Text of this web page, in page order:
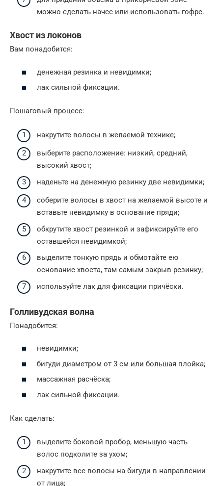
можно сделать начес или использовать гофре.
Хвост из локонов
Вам понадобится:
денежная резинка и невидимки;
лак сильной фиксации.
Пошаговый процесс:
накрутите волосы в желаемой технике;
выберите расположение: низкий, средний,
высокий хвост;
наденьте на денежную резинку две невидимки;
соберите волосы в хвост на желаемой высоте и
вставьте невидимку в основание пряди;
обкрутите хвост резинкой и зафиксируйте его
оставшейся невидимкой;
выделите тонкую прядь и обмотайте ею
основание хвоста, там самым закрыв резинку;
используйте лак для фиксации причёски.
Голливудская волна
Понадобится:
невидимки;
бигуди диаметром от 3 см или большая плойка;
массажная расчёска;
лак сильной фиксации.
Как сделать:
выделите боковой пробор, меньшую часть
волос подколите за ухом;
накрутите все волосы на бигуди в направлении
от лица;